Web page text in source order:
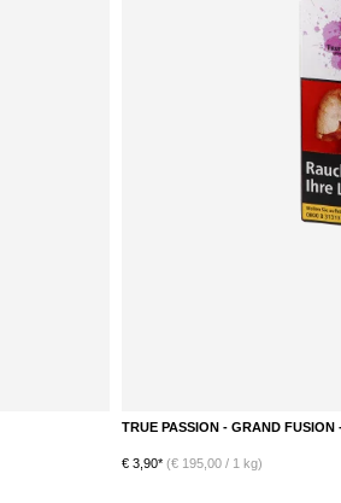
TRUE PASSION - LE CHILL - 20 G
€ 3,90* (€ 195,00 / 1 kg)